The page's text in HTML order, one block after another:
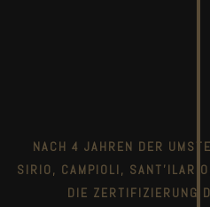
NACH 4 JAHREN DER
SIRIO, CAMPIOLI,
DIE ZERTIFIZIERUNG